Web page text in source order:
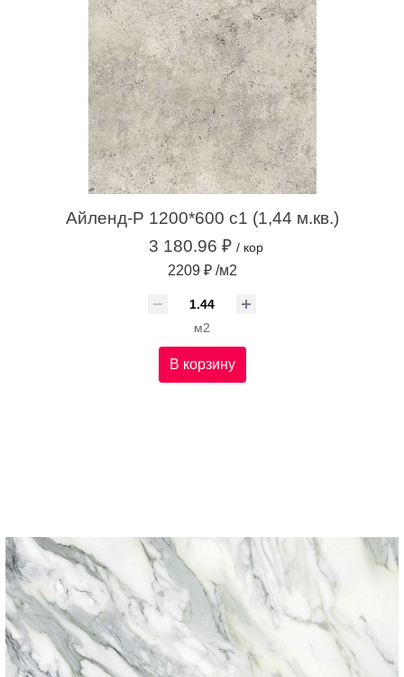
Айленд-Р 1200*600 с1 (1,44 м.кв.)
3 180.96 ₽ / кор
2209 ₽ /м2
м2
В корзину